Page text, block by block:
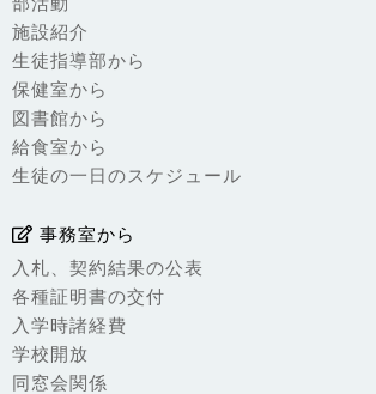
施設紹介
生徒指導部から
保健室から
図書館から
給食室から
生徒の一日のスケジュール
事務室から
入札、契約結果の公表
各種証明書の交付
入学時諸経費
学校開放
同窓会関係